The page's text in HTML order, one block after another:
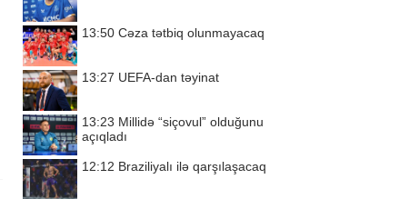
13:50 Cəza tətbiq olunmayacaq
13:27 UEFA-dan təyinat
13:23 Millidə “siçovul” olduğunu
açıqladı
12:12 Braziliyalı ilə qarşılaşacaq